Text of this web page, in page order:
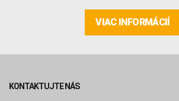
VIAC INFORMÁCIÍ
KONTAKTUJTE NÁS